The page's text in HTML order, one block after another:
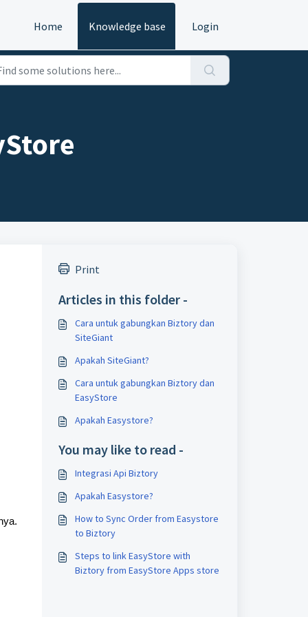
Home Knowledge base Login
Print
Articles in this folder -
Cara untuk gabungkan Biztory dan
SiteGiant
Apakah SiteGiant?
Cara untuk gabungkan Biztory dan
EasyStore
Apakah Easystore?
You may like to read -
Integrasi Api Biztory
Apakah Easystore?
How to Sync Order from Easystore
to Biztory
Steps to link EasyStore with
Biztory from EasyStore Apps store